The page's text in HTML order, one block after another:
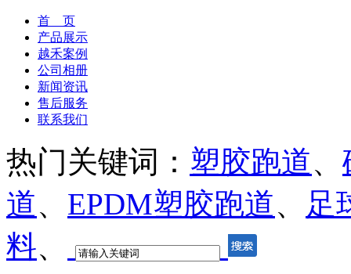
首 页
产品展示
越禾案例
公司相册
新闻资讯
售后服务
联系我们
热门关键词： 塑胶跑道、
道、 EPDM塑胶跑道、 足
料、